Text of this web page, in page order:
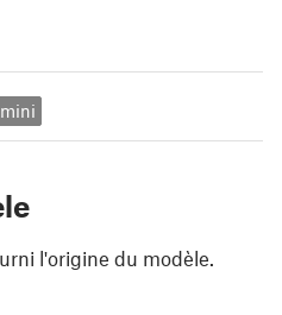
l'origine du modèle.